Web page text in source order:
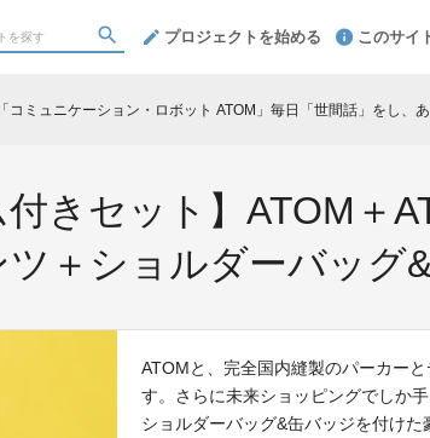
プロジェクトを始める このサイ
コミュニケーション・ロボット ATOM」毎日「世間話」をし、
付きセット】ATOM＋
＋ショルダーバッグ
ATOMと、完全国内縫製のパーカー
す。さらに未来ショッピングでしか
ショルダーバッグ&缶バッジを付けた